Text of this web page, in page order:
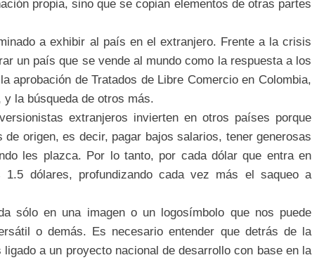
propia, sino que se copian elementos de otras partes
a exhibir al país en el extranjero. Frente a la crisis
un país que se vende al mundo como la respuesta a los
aprobación de Tratados de Libre Comercio en Colombia,
la búsqueda de otros más.
extranjeros invierten en otros países porque
origen, es decir, pagar bajos salarios, tener generosas
les plazca. Por lo tanto, por cada dólar que entra en
dólares, profundizando cada vez más el saqueo a
sólo en una imagen o un logosímbolo que nos puede
o demás. Es necesario entender que detrás de la
a un proyecto nacional de desarrollo con base en la